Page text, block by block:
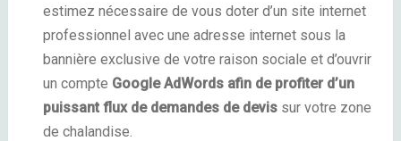
estimez nécessaire de vous doter d’un site internet
professionnel avec une adresse internet sous la
bannière exclusive de votre raison sociale et d’ouvrir
un compte Google AdWords afin de profiter d’un
puissant flux de demandes de devissur votre zone
de chalandise.